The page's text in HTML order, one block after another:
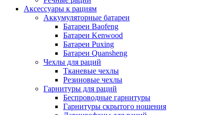
Аксессуары к рациям
Аккумуляторные батареи
Батареи Baofeng
Батареи Kenwood
Батареи Puxing
Батареи Quansheng
Чехлы для раций
Тканевые чехлы
Резиновые чехлы
Гарнитуры для раций
Беспроводные гарнитуры
Гарнитуры скрытого ношения